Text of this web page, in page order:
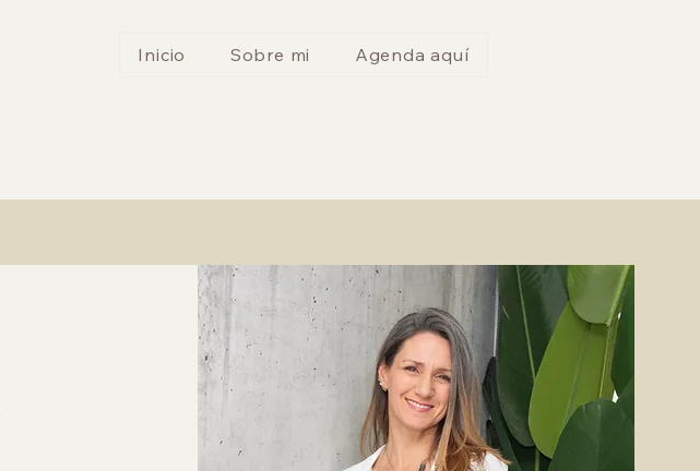
Inicio Sobre mi Agenda aquí